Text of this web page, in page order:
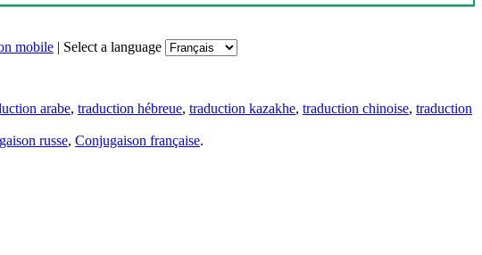
mobile | Select a language
arabe, traduction hébreue, traduction kazakhe, traduction chinoise, traduction
russe, Conjugaison française.